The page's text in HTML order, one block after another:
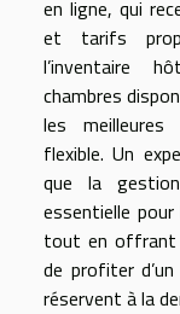
en ligne, qui
et tarifs
l’inventaire
chambres
les
flexible. Un
que la
essentielle
tout en offrant
de profiter
réservent à la